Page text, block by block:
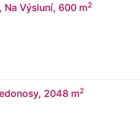
Výsluní, 600 m2
2048 m2